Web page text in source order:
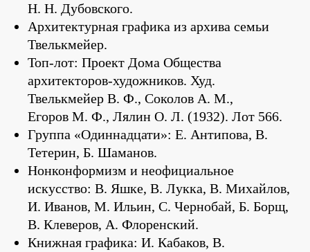
Н. Н. Дубовского.
Архитектурная графика из архива семьи
Твелькмейер.
Топ-лот: Проект Дома Общества
архитекторов-художников. Худ.
Твелькмейер В. Ф., Соколов А. М.,
Егоров М. Ф., Лялин О. Л. (1932). Лот 566.
Группа «Одиннадцати»: Е. Антипова, В.
Тетерин, Б. Шаманов.
Нонконформизм и неофициальное
искусство: В. Яшке, В. Лукка, В. Михайлов,
И. Иванов, М. Ильин, С. Чернобай, Б. Борщ,
В. Клеверов, А. Флоренский.
Книжная графика: И. Кабаков, В.